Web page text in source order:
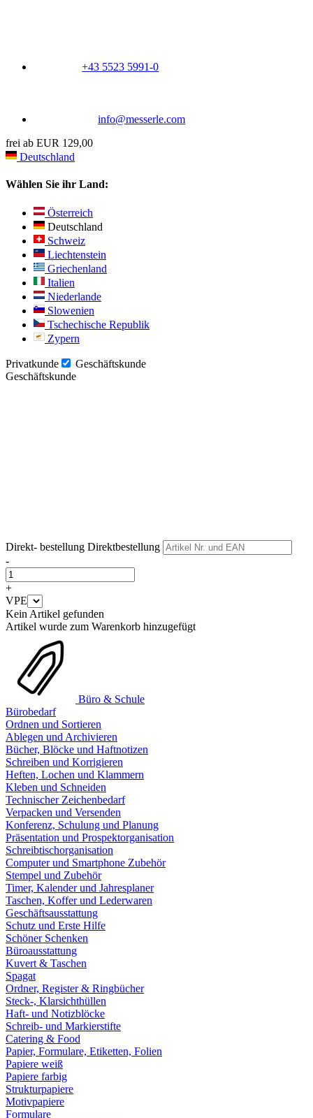
+43 5523 5991-0
info@messerle.com
frei ab EUR 129,00
Deutschland
Wählen Sie ihr Land:
Österreich
Deutschland
Schweiz
Liechtenstein
Griechenland
Italien
Niederlande
Slowenien
Tschechische Republik
Zypern
Privatkunde
Geschäftskunde
Geschäftskunde
Direkt- bestellung Direktbestellung
-
+
VPE
Kein Artikel gefunden
Artikel wurde zum Warenkorb hinzugefügt
Büro & Schule
Bürobedarf
Ordnen und Sortieren
Ablegen und Archivieren
Bücher, Blöcke und Haftnotizen
Schreiben und Korrigieren
Heften, Lochen und Klammern
Kleben und Schneiden
Technischer Zeichenbedarf
Verpacken und Versenden
Konferenz, Schulung und Planung
Präsentation und Prospektorganisation
Schreibtischorganisation
Computer und Smartphone Zubehör
Stempel und Zubehör
Timer, Kalender und Jahresplaner
Taschen, Koffer und Lederwaren
Geschäftsausstattung
Schutz und Erste Hilfe
Schöner Schenken
Büroausstattung
Kuvert & Taschen
Spagat
Ordner, Register & Ringbücher
Steck-, Klarsichthüllen
Haft- und Notizblöcke
Schreib- und Markierstifte
Catering & Food
Papier, Formulare, Etiketten, Folien
Papiere weiß
Papiere farbig
Strukturpapiere
Motivpapiere
Formulare